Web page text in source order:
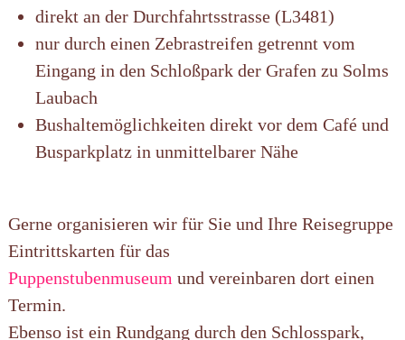
direkt an der Durchfahrtsstrasse (L3481)
nur durch einen Zebrastreifen getrennt vom
Eingang in den Schloßpark der Grafen zu Solms
Laubach
Bushaltemöglichkeiten direkt vor dem Café und
Busparkplatz in unmittelbarer Nähe
Gerne organisieren wir für Sie und Ihre Reisegruppe
Eintrittskarten für das
Puppenstubenmuseum und vereinbaren dort einen
Termin.
Ebenso ist ein Rundgang durch den Schlosspark,